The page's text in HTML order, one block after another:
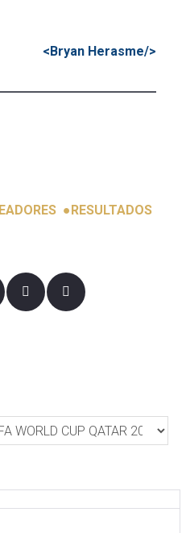
<Bryan Herasme/>
●RESULTADOS